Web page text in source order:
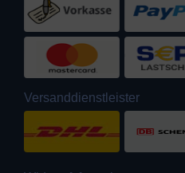
Versanddienstleister